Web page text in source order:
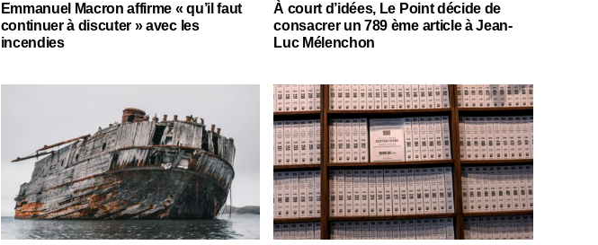
Emmanuel Macron affirme « qu’il faut
continuer à discuter » avec les
incendies
À court d’idées, Le Point décide de
consacrer un 789 ème article à Jean-
Luc Mélenchon